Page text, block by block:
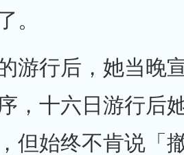
。
游行后，她当晚
，十六日游行后
但始终不肯说「